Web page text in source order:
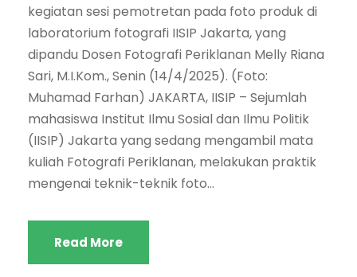
kegiatan sesi pemotretan pada foto produk di
laboratorium fotografi IISIP Jakarta, yang
dipandu Dosen Fotografi Periklanan Melly Riana
Sari, M.I.Kom., Senin (14/4/2025). (Foto:
Muhamad Farhan) JAKARTA, IISIP – Sejumlah
mahasiswa Institut Ilmu Sosial dan Ilmu Politik
(IISIP) Jakarta yang sedang mengambil mata
kuliah Fotografi Periklanan, melakukan praktik
mengenai teknik-teknik foto...
Read More